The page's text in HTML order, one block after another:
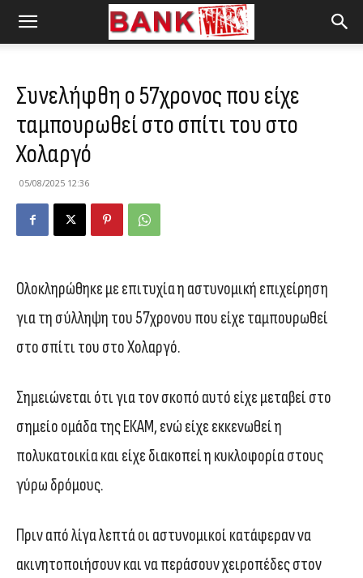
Συνελήφθη ο 57χρονος που είχε
ταμπουρωθεί στο σπίτι του στο
Χολαργό
05/08/2025 12:36
Ολοκληρώθηκε με επιτυχία η αστυνομική επιχείρηση
για τη σύλληψη του 57χρονου που είχε ταμπουρωθεί
στο σπίτι του στο Χολαργό.
Σημειώνεται ότι για τον σκοπό αυτό είχε μεταβεί στο
σημείο ομάδα της ΕΚΑΜ, ενώ είχε εκκενωθεί η
πολυκατοικία και είχε διακοπεί η κυκλοφορία στους
γύρω δρόμους.
Πριν από λίγα λεπτά οι αστυνομικοί κατάφεραν να
ακινητοποιήσουν και να περάσουν χειροπέδες στον